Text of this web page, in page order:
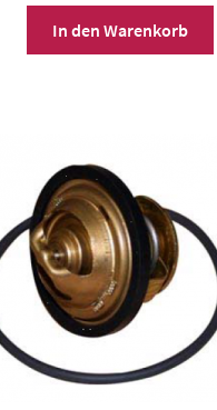
In den Warenkorb